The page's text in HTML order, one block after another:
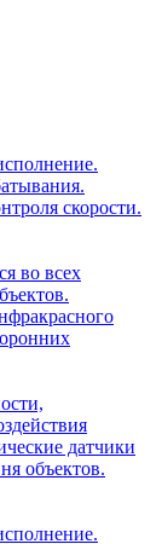
скорости.
во всех
датчики
объектов.